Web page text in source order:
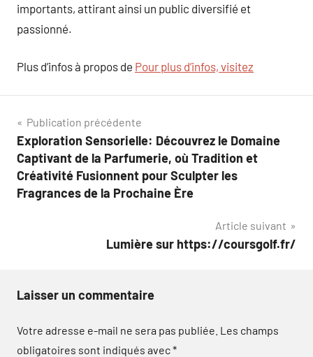
importants, attirant ainsi un public diversifié et
passionné.
Plus d’infos à propos de Pour plus d’infos, visitez
Navigation
de
l’article
Publication précédente
Exploration Sensorielle: Découvrez le Domaine
Captivant de la Parfumerie, où Tradition et
Créativité Fusionnent pour Sculpter les
Fragrances de la Prochaine Ère
Article suivant
Lumière sur https://coursgolf.fr/
Laisser un commentaire
Votre adresse e-mail ne sera pas publiée. Les champs
obligatoires sont indiqués avec*